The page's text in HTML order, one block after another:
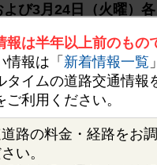
び3月24日（火曜）
う回をお願いいたし
報は半年以上前のもの
情報は「 新着情報一覧
タイムの道路交通情報
ご利用ください。
路の料金・経路をお調
い。
市中区、支社長・前川 利
6車線化工事や舗装補修工
ンターチェンジ（IC）～草